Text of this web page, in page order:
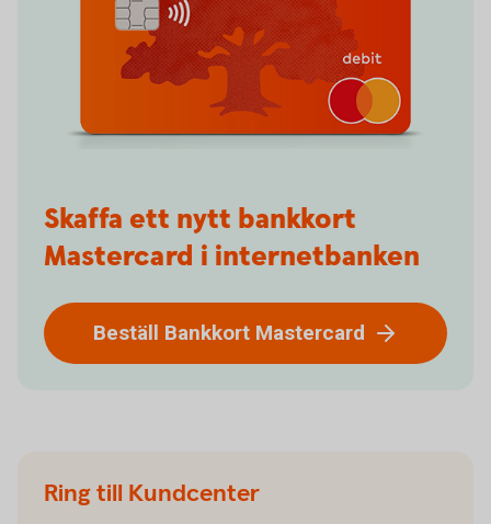
Skaffa ett nytt bankkort
Mastercard i internetbanken
Beställ Bankkort Mastercard
Ring till Kundcenter